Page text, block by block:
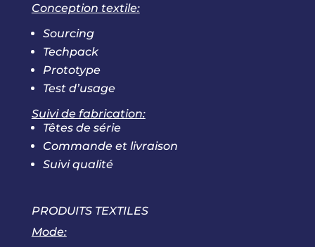
Conception textile:
Sourcing
Techpack
Prototype
Test d’usage
Suivi de fabrication:
Têtes de série
Commande et livraison
Suivi qualité
PRODUITS TEXTILES
Mode: